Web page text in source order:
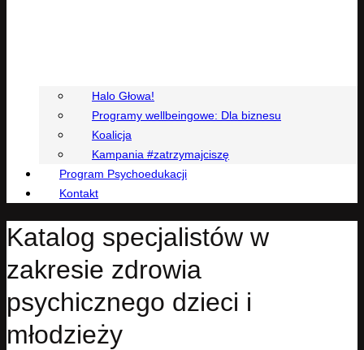
Halo Głowa!
Programy wellbeingowe: Dla biznesu
Koalicja
Kampania #zatrzymajciszę
Program Psychoedukacji
Kontakt
Katalog specjalistów w
zakresie zdrowia
psychicznego dzieci i
młodzieży